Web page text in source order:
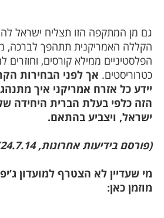
גם מן המתקפה הזו תצליח ישראל
הקללה האמריקנית תתהפך לברכה,
הפלסטיניים ממילא קורסים, וחוזרים
כטרוריסטים. אך לפני הבחירות
יידע כל אזרח אמריקני איך
הזה כלפי בעלת הברית היחידה
ישראל, ויצביע בהתאם.
(פורסם בידיעות אחרונות, 24.7.14)
מי שעדיין לא הצטרף למועדון
מוזמן כאן: